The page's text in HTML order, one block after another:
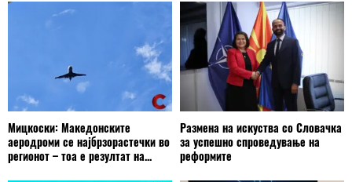
Мицкоски: Македонските
аеродроми се најбрзорастечки во
регионот – тоа е резултат на...
Размена на искуства со Словачка
за успешно спроведување на
реформите